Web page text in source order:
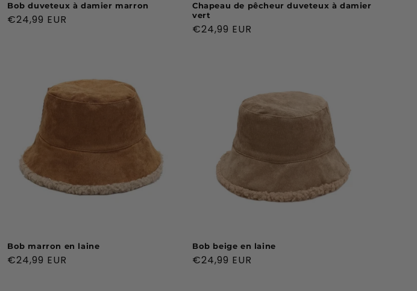
Bob duveteux à damier marron
Prix
€24,99 EUR
Chapeau de pêcheur duveteux à damier
vert
Prix
€24,99 EUR
Bob marron en laine
Prix
€24,99 EUR
Bob beige en laine
Prix
€24,99 EUR